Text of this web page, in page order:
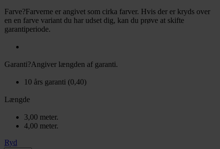
Farve?Farverne er angivet som cirka farver. Hvis der er kryds over
en en farve variant du har udset dig, kan du prøve at skifte
garantiperiode.
Garanti?Angiver længden af garanti.
10 års garanti (0,40)
Længde
3,00 meter.
4,00 meter.
Ryd